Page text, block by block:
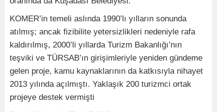
KOMER’in temeli aslında 1990’lı yılların sonunda
atılmış; ancak fizibilite yetersizlikleri nedeniyle rafa
kaldırılmış, 2000’li yıllarda Turizm Bakanlığı’nın
teşviki ve TÜRSAB’ın girişimleriyle yeniden gündeme
gelen proje, kamu kaynaklarının da katkısıyla nihayet
2013 yılında açılmıştı. Yaklaşık 200 turizmci ortak
projeye destek vermişti